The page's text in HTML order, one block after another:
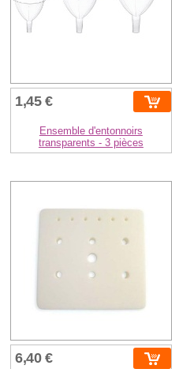
1,45 €
Ensemble d'entonnoirs
transparents - 3 pièces
6,40 €